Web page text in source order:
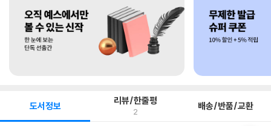
도서정보 리뷰/한줄평
2 배송/반품/교환